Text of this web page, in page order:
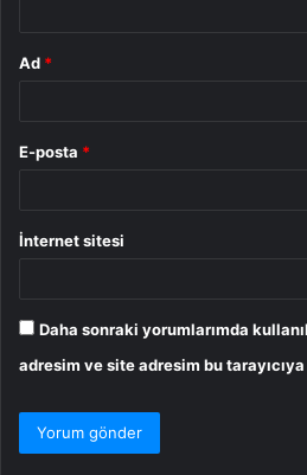
Ad *
E-posta *
İnternet sitesi
Daha sonraki yorumlarımda
adresim ve site adresim bu